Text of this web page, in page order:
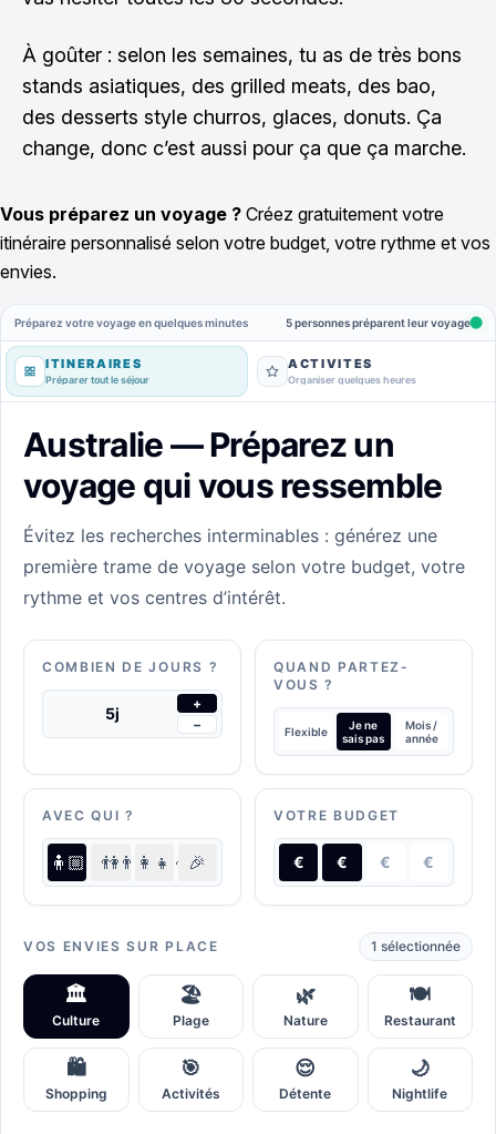
À goûter : selon les semaines, tu as de très bons
stands asiatiques, des grilled meats, des bao,
des desserts style churros, glaces, donuts. Ça
change, donc c’est aussi pour ça que ça marche.
Vous préparez un voyage ? Créez gratuitement votre
itinéraire personnalisé selon votre budget, votre rythme et vos
envies.